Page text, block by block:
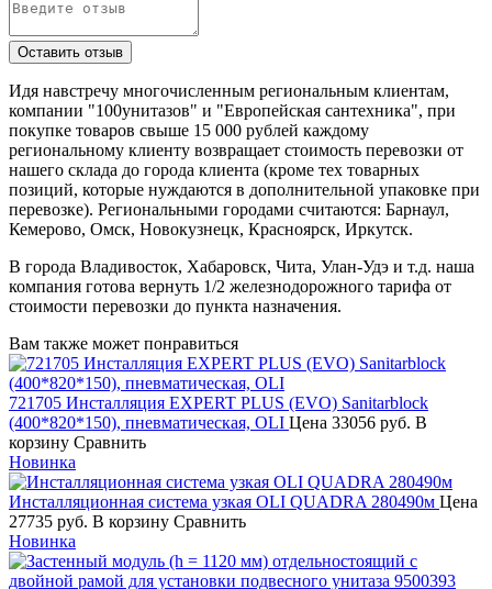
Идя навстречу многочисленным региональным клиентам,
компании "100унитазов" и "Европейская сантехника", при
покупке товаров свыше 15 000 рублей каждому
региональному клиенту возвращает стоимость перевозки от
нашего склада до города клиента (кроме тех товарных
позиций, которые нуждаются в дополнительной упаковке при
перевозке). Региональными городами считаются: Барнаул,
Кемерово, Омск, Новокузнецк, Красноярск, Иркутск.
В города Владивосток, Хабаровск, Чита, Улан-Удэ и т.д. наша
компания готова вернуть 1/2 железнодорожного тарифа от
стоимости перевозки до пункта назначения.
Вам также может понравиться
721705 Инсталляция EXPERT PLUS (EVO) Sanitarblock
(400*820*150), пневматическая, OLI Цена 33056 руб. В
корзину Сравнить
Новинка
Инсталляционная система узкая OLI QUADRA 280490м Цена
27735 руб. В корзину Сравнить
Новинка